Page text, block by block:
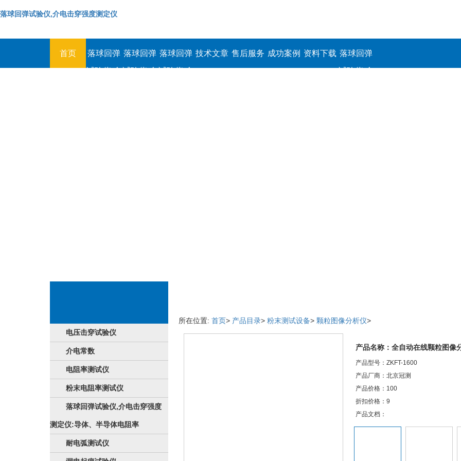
落球回弹试验仪,介电击穿强度测定仪
首页
落球回弹
试验仪,介
落球回弹
试验仪,介
落球回弹
试验仪,介
技术文章 售后服务 成功案例 资料下载 落球回弹
试验仪,介
电压击穿试验仪
介电常数
电阻率测试仪
粉末电阻率测试仪
落球回弹试验仪,介电击穿强度
测定仪:导体、半导体电阻率
耐电弧测试仪
所在位置: 首页> 产品目录> 粉末测试设备> 颗粒图像分析仪>
产品名称：全自动在线颗粒图像
产品型号：ZKFT-1600
产品厂商：北京冠测
产品价格：100
折扣价格：9
产品文档：